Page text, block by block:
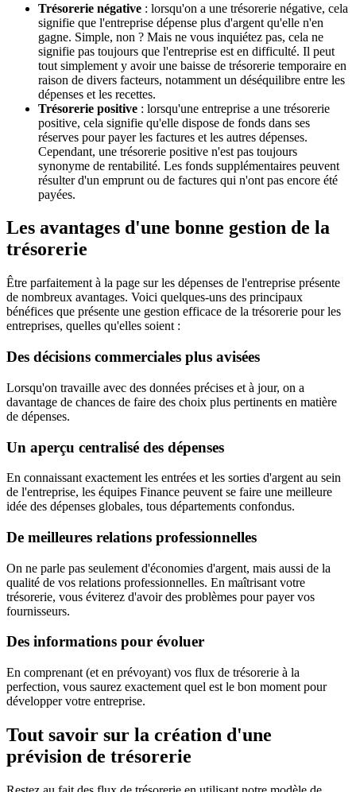
Trésorerie négative : lorsqu'on a une trésorerie négative, cela
signifie que l'entreprise dépense plus d'argent qu'elle n'en
gagne. Simple, non ? Mais ne vous inquiétez pas, cela ne
signifie pas toujours que l'entreprise est en difficulté. Il peut
tout simplement y avoir une baisse de trésorerie temporaire en
raison de divers facteurs, notamment un déséquilibre entre les
dépenses et les recettes.
Trésorerie positive : lorsqu'une entreprise a une trésorerie
positive, cela signifie qu'elle dispose de fonds dans ses
réserves pour payer les factures et les autres dépenses.
Cependant, une trésorerie positive n'est pas toujours
synonyme de rentabilité. Les fonds supplémentaires peuvent
résulter d'un emprunt ou de factures qui n'ont pas encore été
payées.
Les avantages d'une bonne gestion de la
trésorerie
Être parfaitement à la page sur les dépenses de l'entreprise présente
de nombreux avantages. Voici quelques-uns des principaux
bénéfices que présente une gestion efficace de la trésorerie pour les
entreprises, quelles qu'elles soient :
Des décisions commerciales plus avisées
Lorsqu'on travaille avec des données précises et à jour, on a
davantage de chances de faire des choix plus pertinents en matière
de dépenses.
Un aperçu centralisé des dépenses
En connaissant exactement les entrées et les sorties d'argent au sein
de l'entreprise, les équipes Finance peuvent se faire une meilleure
idée des dépenses globales, tous départements confondus.
De meilleures relations professionnelles
On ne parle pas seulement d'économies d'argent, mais aussi de la
qualité de vos relations professionnelles. En maîtrisant votre
trésorerie, vous éviterez d'avoir des problèmes pour payer vos
fournisseurs.
Des informations pour évoluer
En comprenant (et en prévoyant) vos flux de trésorerie à la
perfection, vous saurez exactement quel est le bon moment pour
développer votre entreprise.
Tout savoir sur la création d'une
prévision de trésorerie